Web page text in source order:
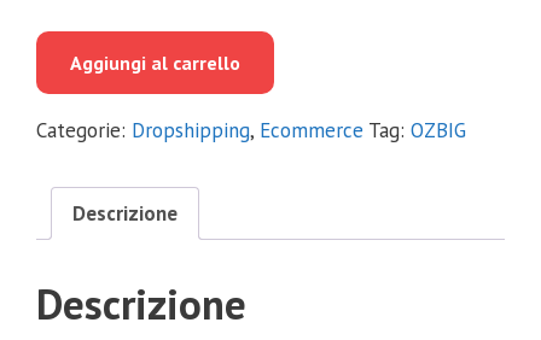
era:
è:
Aggiungi al carrello
Categorie: Dropshipping, Ecommerce Tag: OZBIG
Descrizione
Descrizione